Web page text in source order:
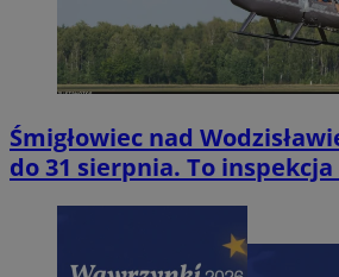
Śmigłowiec nad
do 31 sierpnia. To